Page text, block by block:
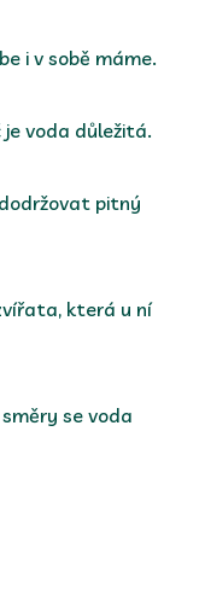
i v sobě máme.
je voda důležitá.
pitný
která u ní
se voda